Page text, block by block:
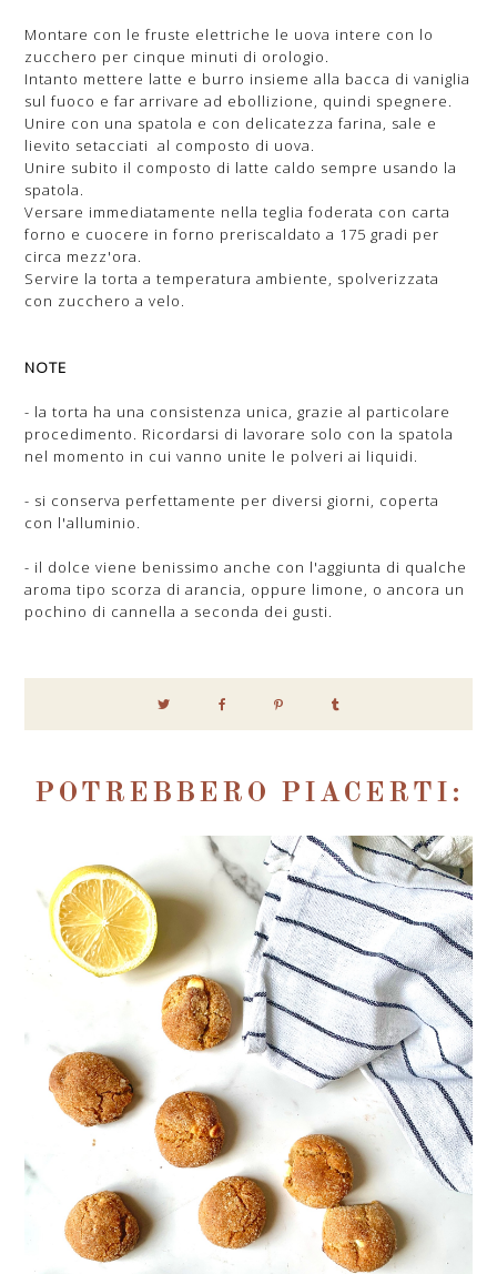
Montare con le fruste elettriche le uova intere con lo
zucchero per cinque minuti di orologio.
Intanto mettere latte e burro insieme alla bacca di vaniglia
sul fuoco e far arrivare ad ebollizione, quindi spegnere.
Unire con una spatola e con delicatezza farina, sale e
lievito setacciati al composto di uova.
Unire subito il composto di latte caldo sempre usando la
spatola.
Versare immediatamente nella teglia foderata con carta
forno e cuocere in forno preriscaldato a 175 gradi per
circa mezz'ora.
Servire la torta a temperatura ambiente, spolverizzata
con zucchero a velo.
NOTE
- la torta ha una consistenza unica, grazie al particolare
procedimento. Ricordarsi di lavorare solo con la spatola
nel momento in cui vanno unite le polveri ai liquidi.
- si conserva perfettamente per diversi giorni, coperta
con l'alluminio.
- il dolce viene benissimo anche con l'aggiunta di qualche
aroma tipo scorza di arancia, oppure limone, o ancora un
pochino di cannella a seconda dei gusti.
POTREBBERO PIACERTI: